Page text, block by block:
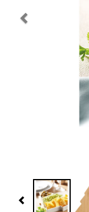
Navidad 🎄 Invierno
Previous